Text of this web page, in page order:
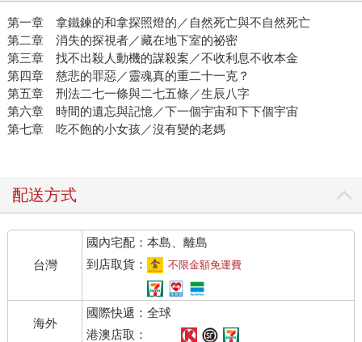
第一章 拿鐵鍊的和拿探照燈的／自然死亡與不自然死亡
第二章 消失的探視者／藏在地下室的祕密
第三章 找不出殺人動機的謀殺案／不收利息不收本金
第四章 慈悲的罪惡／靈魂真的重二十一克？
第五章 刑法二七一條與二七五條／生辰八字
第六章 時間的遺忘與記憶／下一個宇宙和下下個宇宙
第七章 吃不飽的小女孩／沒有變的老媽
配送方式
台灣
國內宅配：本島、離島
到店取貨：
不限金額免運費
海外
國際快遞：全球
港澳店取：